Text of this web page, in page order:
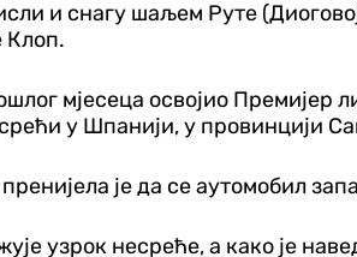
и снагу шаљем Руте
Клоп.
мјесеца освојио Премијер
у Шпанији, у провинцији
је да се аутомобил
узрок несреће, а како је